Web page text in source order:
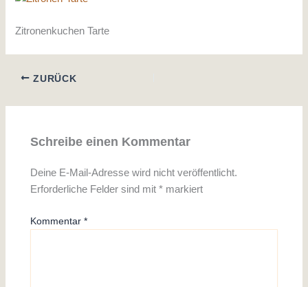
Zitronenkuchen Tarte
ZURÜCK
Schreibe einen Kommentar
Deine E-Mail-Adresse wird nicht veröffentlicht.
Erforderliche Felder sind mit* markiert
Kommentar*